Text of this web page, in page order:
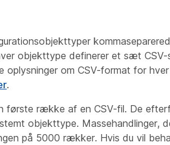
objekttype definerer et sæt CSV-
oplysninger om CSV-format for
.
første række af en CSV-fil. De
objekttype. Massehandlinger,
på 5000 rækker. Hvis du vil